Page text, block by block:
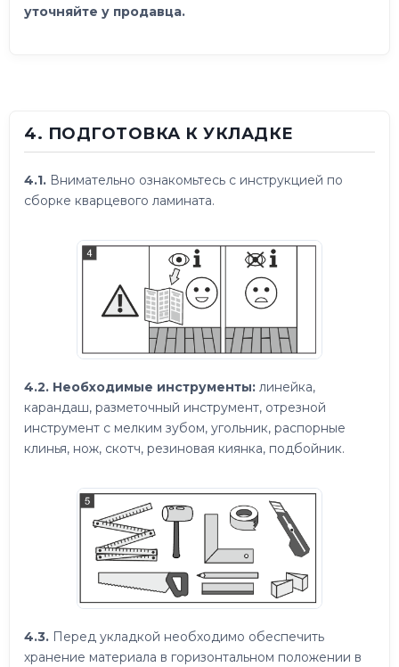
уточняйте у продавца.
4. ПОДГОТОВКА К УКЛАДКЕ
4.1. Внимательно ознакомьтесь с инструкцией по
сборке кварцевого ламината.
4.2. Необходимые инструменты: линейка,
карандаш, разметочный инструмент, отрезной
инструмент с мелким зубом, угольник, распорные
клинья, нож, скотч, резиновая киянка, подбойник.
4.3. Перед укладкой необходимо обеспечить
хранение материала в горизонтальном положении в